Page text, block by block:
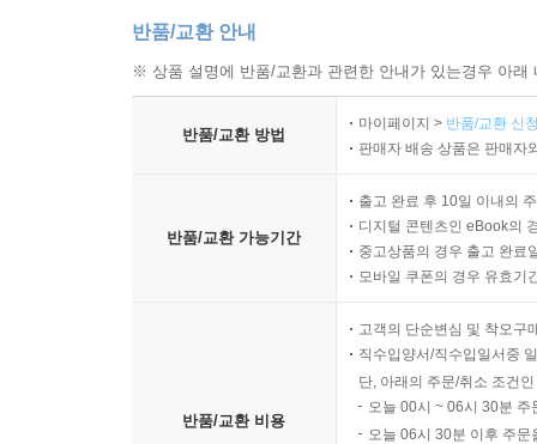
반품/교환 안내
※ 상품 설명에 반품/교환과 관련한 안내가 있는경우 아
반품/교환 방법
마이페이지 > 반품/교환 신
판매자 배송 상품은 판매자
반품/교환 가능기간
출고 완료 후 10일 이내의
디지털 콘텐츠인 eBook의
중고상품의 경우 출고 완료
모바일 쿠폰의 경우 유효기
반품/교환 비용
고객의 단순변심 및 착오구
직수입양서/직수입일서중
단, 아래의 주문/취소 조건
오늘 00시 ~ 06시 30분
오늘 06시 30분 이후 주